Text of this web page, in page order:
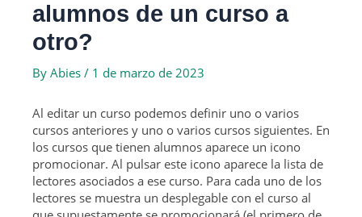
alumnos de un curso a
otro?
By Abies / 1 de marzo de 2023
Al editar un curso podemos definir uno o varios
cursos anteriores y uno o varios cursos siguientes. En
los cursos que tienen alumnos aparece un icono
promocionar. Al pulsar este icono aparece la lista de
lectores asociados a ese curso. Para cada uno de los
lectores se muestra un desplegable con el curso al